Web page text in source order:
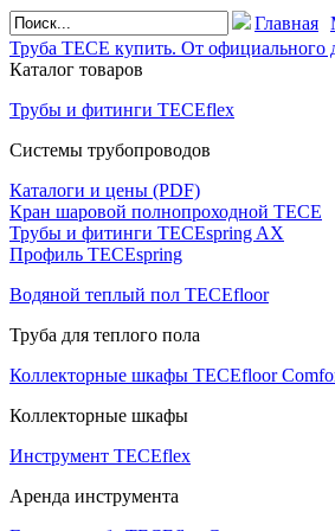
Главная
Труба TECE купить. От официального
Каталог товаров
Трубы и фитинги TECEflex
Системы трубопроводов
Каталоги и цены (PDF)
Кран шаровой полнопроходной ТЕСЕ
Трубы и фитинги TECEspring AX
Профиль TECEspring
Водяной теплый пол TECEfloor
Труба для теплого пола
Коллекторные шкафы TECEfloor
Коллекторные шкафы
Инструмент TECEflex
Аренда инструмента